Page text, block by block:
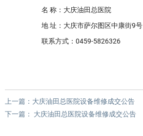
名 称：大庆油田总医院
地 址：大庆市萨尔图区中康街9号
联系方式：0459-5826326
上一篇： 大庆油田总医院设备维修成交公告
下一篇：
大庆油田总医院设备维修成交公告